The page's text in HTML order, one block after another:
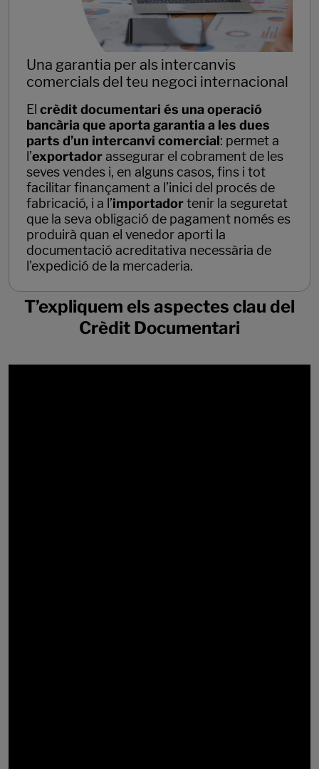
Una garantia per als intercanvis
comercials del teu negoci internacional
El crèdit documentari és una operació
bancària que aporta garantia a les dues
parts d’un intercanvi comercial: permet a
l’exportadorassegurar el cobrament de les
seves vendes i, en alguns casos, fins i tot
facilitar finançament a l’inici del procés de
fabricació, i a l’importadortenir la seguretat
que la seva obligació de pagament només es
produirà quan el venedor aporti la
documentació acreditativa necessària de
l’expedició de la mercaderia.
T’expliquem els aspectes clau del
Crèdit Documentari